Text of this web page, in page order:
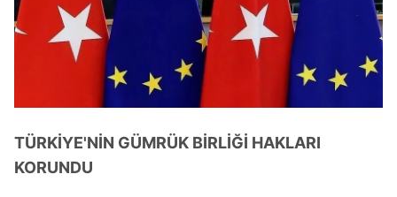
TÜRKİYE'NİN GÜMRÜK BİRLİĞİ HAKLARI
KORUNDU